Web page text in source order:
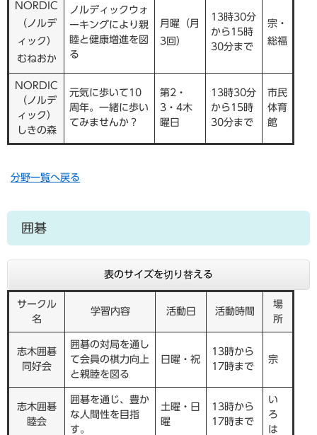
NORDIC
（ノルデ
ィック）
むねおか
ノルディックウォ
ーキングにより親
睦と健康増進を図
る
月曜（月
3回）
13時30分
から15時
30分まで
宗・
総福
NORDIC
（ノルデ
ィック）
しきの森
元気に歩いて10
周年。一緒に歩い
てみませんか？
第2・
3・4木
曜日
13時30分
から15時
30分まで
市民
体育
館
分野一覧へ戻る
囲碁
表のサイズを切り替える
サークル
名
学習内容 活動日 活動時間
場
所
志木囲碁
同好会
囲碁の対局を通し
て会員の棋力向上
と親睦を図る
日曜・祝
13時から
17時まで
宗
志木囲碁
睦会
囲碁を通じ、豊か
な人間性を目指
す。
土曜・日
曜
13時から
17時まで
い
ろ
は